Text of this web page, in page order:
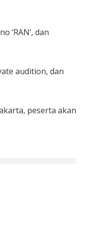
‘RAN’, dan
audition, dan
peserta akan